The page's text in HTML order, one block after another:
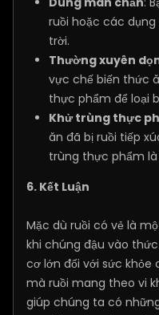
ruồi hoặc các
trời.
Thường xuyên
vực chế biến thức
thực phẩm để loại
Khử trùng thực
ăn đã bị ruồi tiếp
trùng thực phẩm
6. Kết Luận
Mặc dù ruồi có vẻ là
khi chúng đậu vào
cơ lớn đối với sức khỏe
mà ruồi mang theo vi
giúp chúng ta có